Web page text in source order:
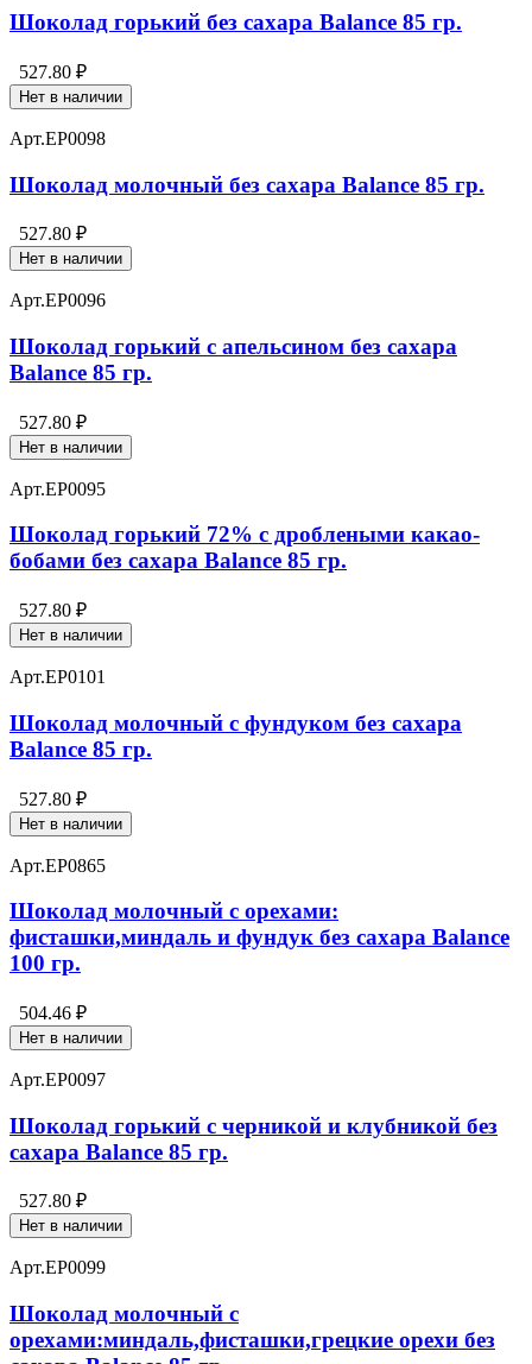
Шоколад горький без сахара Balance 85 гр.
527.80 ₽
Нет в наличии
Арт.EP0098
Шоколад молочный без сахара Balance 85 гр.
527.80 ₽
Нет в наличии
Арт.EP0096
Шоколад горький с апельсином без сахара
Balance 85 гр.
527.80 ₽
Нет в наличии
Арт.EP0095
Шоколад горький 72% с дроблеными какао-
бобами без сахара Balance 85 гр.
527.80 ₽
Нет в наличии
Арт.EP0101
Шоколад молочный с фундуком без сахара
Balance 85 гр.
527.80 ₽
Нет в наличии
Арт.EP0865
Шоколад молочный с орехами:
фисташки,миндаль и фундук без сахара Balance
100 гр.
504.46 ₽
Нет в наличии
Арт.EP0097
Шоколад горький с черникой и клубникой без
сахара Balance 85 гр.
527.80 ₽
Нет в наличии
Арт.EP0099
Шоколад молочный с
орехами:миндаль,фисташки,грецкие орехи без